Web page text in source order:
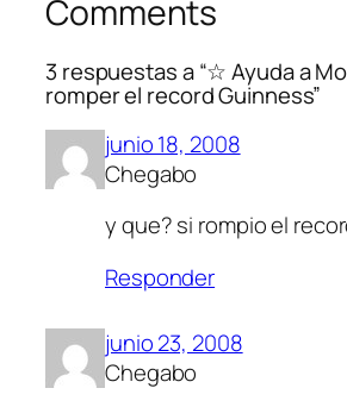
Comments
3 respuestas a “☆ Ayuda a
romper el record Guinness”
junio 18, 2008
Chegabo
y que? si rompio el
Responder
junio 23, 2008
Chegabo